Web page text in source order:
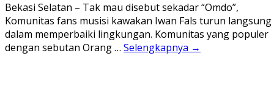
Bekasi Selatan – Tak mau disebut sekadar “Omdo”,
Komunitas fans musisi kawakan Iwan Fals turun langsung
dalam memperbaiki lingkungan. Komunitas yang populer
dengan sebutan Orang … Selengkapnya →